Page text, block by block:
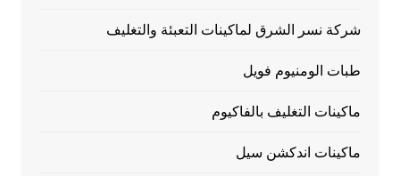
شركة نسر الشرق لماكينات التعبئة والتغليف
طبات الومنيوم فويل
ماكينات التغليف بالفاكيوم
ماكينات اندكشن سيل